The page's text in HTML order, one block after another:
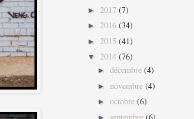
► 2017 (7)
► 2016 (34)
► 2015 (41)
▼ 2014 (76)
► décembre (4)
► novembre (4)
► octobre (6)
► septembre (6)